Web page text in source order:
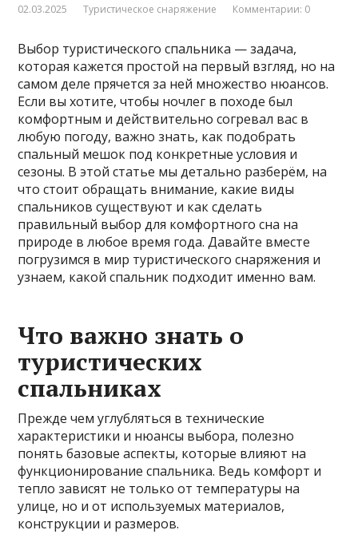
02.03.2025 Туристическое снаряжение Комментарии: 0
Выбор туристического спальника — задача,
которая кажется простой на первый взгляд, но на
самом деле прячется за ней множество нюансов.
Если вы хотите, чтобы ночлег в походе был
комфортным и действительно согревал вас в
любую погоду, важно знать, как подобрать
спальный мешок под конкретные условия и
сезоны. В этой статье мы детально разберём, на
что стоит обращать внимание, какие виды
спальников существуют и как сделать
правильный выбор для комфортного сна на
природе в любое время года. Давайте вместе
погрузимся в мир туристического снаряжения и
узнаем, какой спальник подходит именно вам.
Что важно знать о
туристических
спальниках
Прежде чем углубляться в технические
характеристики и нюансы выбора, полезно
понять базовые аспекты, которые влияют на
функционирование спальника. Ведь комфорт и
тепло зависят не только от температуры на
улице, но и от используемых материалов,
конструкции и размеров.